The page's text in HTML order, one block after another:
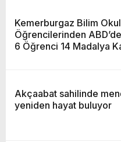
Kemerburgaz Bilim
Öğrencilerinden
6 Öğrenci 14 Madalya
Akçaabat sahilinde
yeniden hayat buluyor